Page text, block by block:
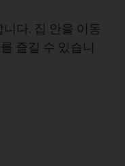
다. 집 안을 이동
즐길 수 있습니